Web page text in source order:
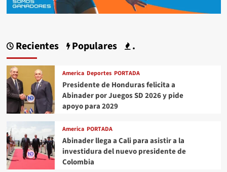
Recientes Populares .
America Deportes PORTADA
Presidente de Honduras felicita a
Abinader por Juegos SD 2026 y pide
apoyo para 2029
America PORTADA
Abinader llega a Cali para asistir a la
investidura del nuevo presidente de
Colombia